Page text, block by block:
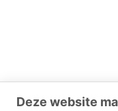
Deze website